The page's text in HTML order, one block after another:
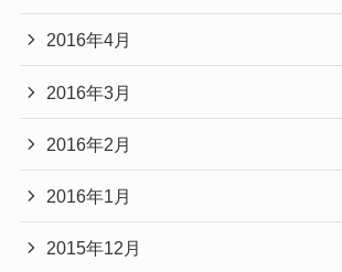
2016年4月
2016年3月
2016年2月
2016年1月
2015年12月